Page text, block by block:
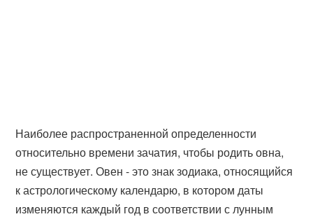
Наиболее распространенной определенности
относительно времени зачатия, чтобы родить овна,
не существует. Овен - это знак зодиака, относящийся
к астрологическому календарю, в котором даты
изменяются каждый год в соответствии с лунным